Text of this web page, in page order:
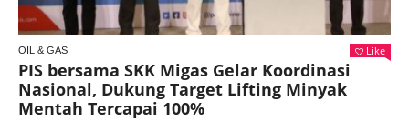
OIL & GAS Like
PIS bersama SKK Migas Gelar Koordinasi
Nasional, Dukung Target Lifting Minyak
Mentah Tercapai 100%